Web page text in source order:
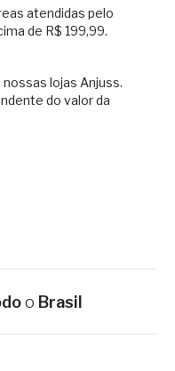
atendidas pelo
de R$ 199,99.
lojas Anjuss.
do valor da
o Brasil